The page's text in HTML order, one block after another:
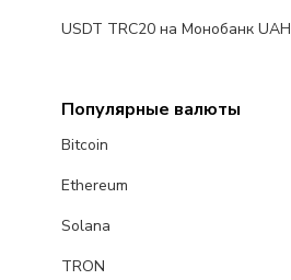
USDT TRC20 на Монобанк UAH
Популярные валюты
Bitcoin
Ethereum
Solana
TRON